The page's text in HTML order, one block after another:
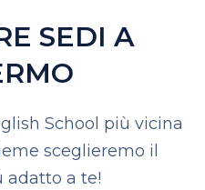
SEDI A
School più vicina
sceglieremo il
adatto a te!